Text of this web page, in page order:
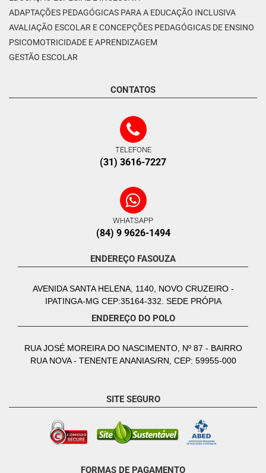
ADAPTAÇÕES PEDAGÓGICAS PARA A EDUCAÇÃO INCLUSIVA
AVALIAÇÃO ESCOLAR E CONCEPÇÕES PEDAGÓGICAS DE ENSINO
PSICOMOTRICIDADE E APRENDIZAGEM
GESTÃO ESCOLAR
CONTATOS
TELEFONE
(31) 3616-7227
WHATSAPP
(84) 9 9626-1494
ENDEREÇO FASOUZA
AVENIDA SANTA HELENA, 1140, NOVO CRUZEIRO -
IPATINGA-MG CEP:35164-332. SEDE PRÓPIA
ENDEREÇO DO POLO
RUA JOSÉ MOREIRA DO NASCIMENTO, Nº 87 - BAIRRO
RUA NOVA - TENENTE ANANIAS/RN, CEP: 59955-000
SITE SEGURO
FORMAS DE PAGAMENTO